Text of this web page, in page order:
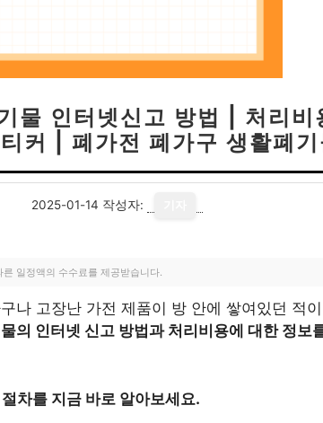
물 인터넷신고 방법 | 처리비
티커 | 폐가전 폐가구 생활폐기
2025-01-14 작성자:
일정액의 수수료를 제공받습니다.
나 고장난 가전 제품이 방 안에 쌓여있던 적
의 인터넷 신고 방법과 처리비용에 대한 정보
차를 지금 바로 알아보세요.